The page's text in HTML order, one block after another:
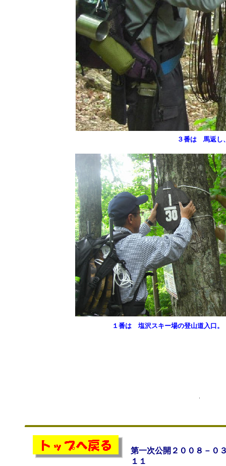
３番は 馬返し
１番は 塩沢スキー場の登山道入口。
第一次公開２００８－０
１１